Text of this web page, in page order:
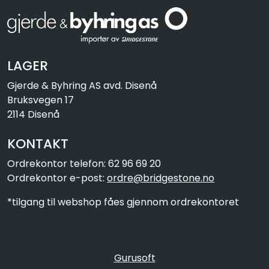
LAGER
Gjerde & Byhring AS avd. Disenå
Bruksvegen 17
2114 Disenå
KONTAKT
Ordrekontor telefon: 62 96 69 20
Ordrekontor e-post: ordre@bridgestone.no
*tilgang til webshop fåes gjennom ordrekontoret
Gurusoft